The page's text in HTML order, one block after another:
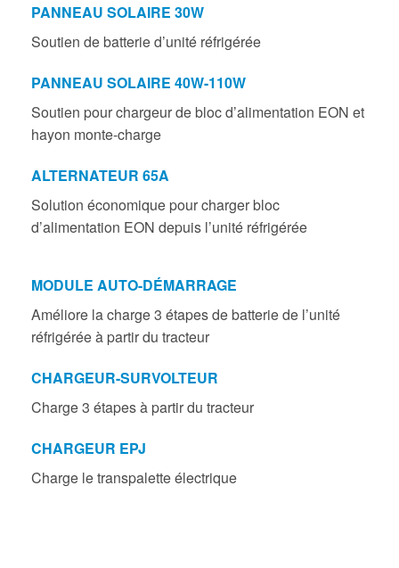
PANNEAU SOLAIRE 30W
Soutien de batterie d’unité réfrigérée
PANNEAU SOLAIRE 40W-110W
Soutien pour chargeur de bloc d’alimentation EON et
hayon monte-charge
ALTERNATEUR 65A
Solution économique pour charger bloc
d’alimentation EON depuis l’unité réfrigérée
MODULE AUTO-DÉMARRAGE
Améliore la charge 3 étapes de batterie de l’unité
réfrigérée à partir du tracteur
CHARGEUR-SURVOLTEUR
Charge 3 étapes à partir du tracteur
CHARGEUR EPJ
Charge le transpalette électrique